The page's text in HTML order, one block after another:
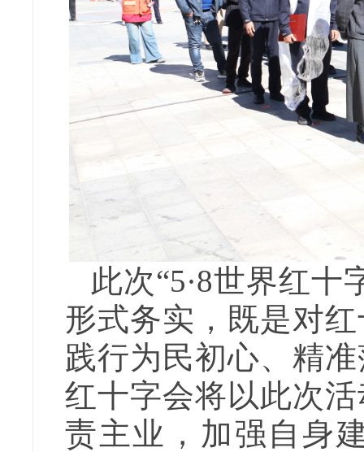
此次“5·8世界红
形式务实，既是对
践行为民初心、精
红十字会将以此次
责主业，加强自身